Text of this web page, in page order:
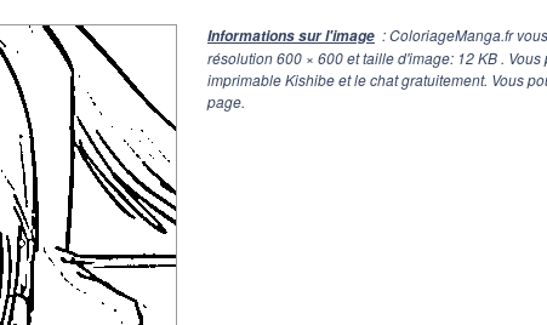
Informations sur l'image : ColoriageManga.fr
résolution600 × 600et taille d'image: 12 KB .
imprimable Kishibe et le chat gratuitement. Vous
page.